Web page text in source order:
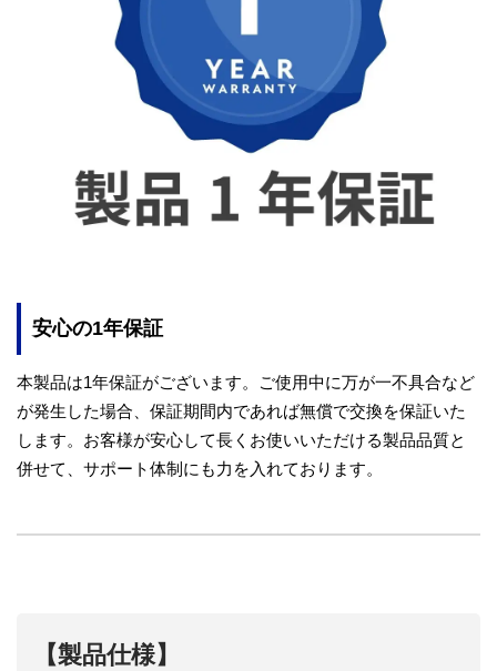
安心の1年保証
本製品は1年保証がございます。ご使用中に万が一不具合など
が発生した場合、保証期間内であれば無償で交換を保証いた
します。お客様が安心して長くお使いいただける製品品質と
併せて、サポート体制にも力を入れております。
【製品仕様】